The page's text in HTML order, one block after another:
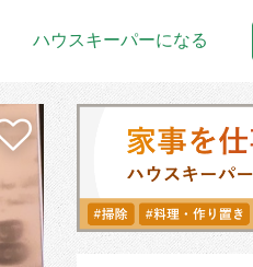
ハウスキーパーになる